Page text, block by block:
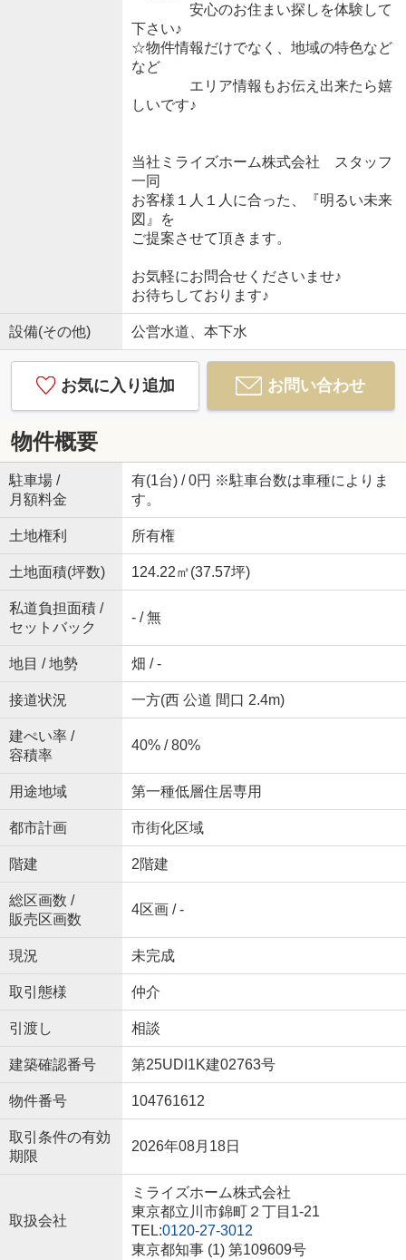
安心のお住まい探しを体験して
下さい♪
☆物件情報だけでなく、地域の特色など
など
エリア情報もお伝え出来たら嬉
しいです♪
当社ミライズホーム株式会社 スタッフ
一同
お客様１人１人に合った、『明るい未来
図』を
ご提案させて頂きます。
お気軽にお問合せくださいませ♪
お待ちしております♪
設備(その他) 公営水道、本下水
お気に入り追加 お問い合わせ
物件概要
駐車場 /
月額料金
有(1台) / 0円 ※駐車台数は車種によりま
す。
土地権利 所有権
土地面積(坪数) 124.22㎡(37.57坪)
私道負担面積 /
セットバック
- / 無
地目 / 地勢 畑 / -
接道状況 一方(西 公道 間口 2.4m)
建ぺい率 /
容積率
40% / 80%
用途地域 第一種低層住居専用
都市計画 市街化区域
階建 2階建
総区画数 /
販売区画数
4区画 / -
現況 未完成
取引態様 仲介
引渡し 相談
建築確認番号 第25UDI1K建02763号
物件番号 104761612
取引条件の有効
期限
2026年08月18日
取扱会社
ミライズホーム株式会社
東京都立川市錦町２丁目1-21
TEL:0120-27-3012
東京都知事 (1) 第109609号